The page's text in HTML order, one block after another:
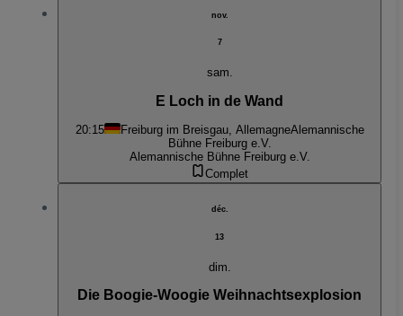
nov.
7
sam.
E Loch in de Wand
20:15 Freiburg im Breisgau, AllemagneAlemannische
Bühne Freiburg e.V.
Alemannische Bühne Freiburg e.V.
Complet
déc.
13
dim.
Die Boogie-Woogie Weihnachtsexplosion